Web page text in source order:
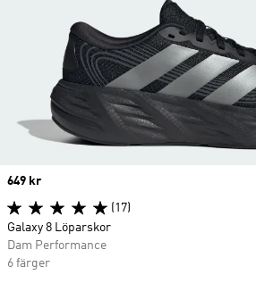
Price
649 kr
(17)
Galaxy 8 Löparskor
Dam Performance
6 färger